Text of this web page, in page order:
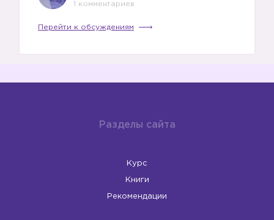
1 комментариев
Перейти к обсуждениям
Разделы сайта
Курс
Книги
Рекомендации